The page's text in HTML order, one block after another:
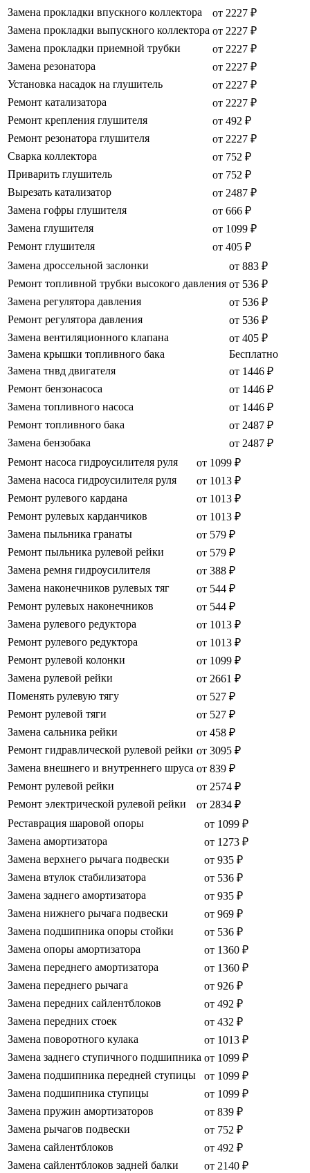
Замена прокладки впускного коллектора
от 2227 ₽
Замена прокладки выпускного коллектора от 2227 ₽
Замена прокладки приемной трубки
от 2227 ₽
Замена резонатора
от 2227 ₽
Установка насадок на глушитель
от 2227 ₽
Ремонт катализатора
от 2227 ₽
Ремонт крепления глушителя
от 492 ₽
Ремонт резонатора глушителя
от 2227 ₽
Сварка коллектора
от 752 ₽
Приварить глушитель
от 752 ₽
Вырезать катализатор
от 2487 ₽
Замена гофры глушителя
от 666 ₽
Замена глушителя
от 1099 ₽
Ремонт глушителя
от 405 ₽
Замена дроссельной заслонки
от 883 ₽
Ремонт топливной трубки высокого давления от 536 ₽
Замена регулятора давления
от 536 ₽
Ремонт регулятора давления
от 536 ₽
Замена вентиляционного клапана
от 405 ₽
Замена крышки топливного бака
Бесплатно
Замена тнвд двигателя
от 1446 ₽
Ремонт бензонасоса
от 1446 ₽
Замена топливного насоса
от 1446 ₽
Ремонт топливного бака
от 2487 ₽
Замена бензобака
от 2487 ₽
Ремонт насоса гидроусилителя руля
от 1099 ₽
Замена насоса гидроусилителя руля
от 1013 ₽
Ремонт рулевого кардана
от 1013 ₽
Ремонт рулевых карданчиков
от 1013 ₽
Замена пыльника гранаты
от 579 ₽
Ремонт пыльника рулевой рейки
от 579 ₽
Замена ремня гидроусилителя
от 388 ₽
Замена наконечников рулевых тяг
от 544 ₽
Ремонт рулевых наконечников
от 544 ₽
Замена рулевого редуктора
от 1013 ₽
Ремонт рулевого редуктора
от 1013 ₽
Ремонт рулевой колонки
от 1099 ₽
Замена рулевой рейки
от 2661 ₽
Поменять рулевую тягу
от 527 ₽
Ремонт рулевой тяги
от 527 ₽
Замена сальника рейки
от 458 ₽
Ремонт гидравлической рулевой рейки от 3095 ₽
Замена внешнего и внутреннего шруса от 839 ₽
Ремонт рулевой рейки
от 2574 ₽
Ремонт электрической рулевой рейки
от 2834 ₽
Реставрация шаровой опоры
от 1099 ₽
Замена амортизатора
от 1273 ₽
Замена верхнего рычага подвески
от 935 ₽
Замена втулок стабилизатора
от 536 ₽
Замена заднего амортизатора
от 935 ₽
Замена нижнего рычага подвески
от 969 ₽
Замена подшипника опоры стойки
от 536 ₽
Замена опоры амортизатора
от 1360 ₽
Замена переднего амортизатора
от 1360 ₽
Замена переднего рычага
от 926 ₽
Замена передних сайлентблоков
от 492 ₽
Замена передних стоек
от 432 ₽
Замена поворотного кулака
от 1013 ₽
Замена заднего ступичного подшипника от 1099 ₽
Замена подшипника передней ступицы
от 1099 ₽
Замена подшипника ступицы
от 1099 ₽
Замена пружин амортизаторов
от 839 ₽
Замена рычагов подвески
от 752 ₽
Замена сайлентблоков
от 492 ₽
Замена сайлентблоков задней балки
от 2140 ₽